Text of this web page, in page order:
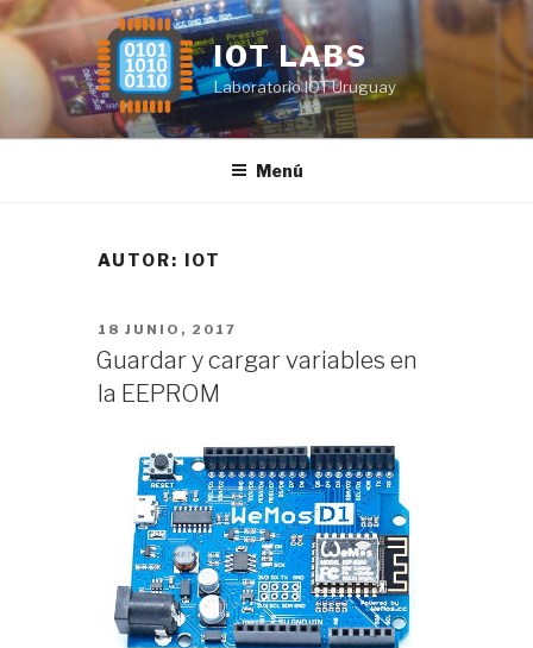
Saltar
al
contenido
IOT LABS
Laboratorio IOT Uruguay
Menú
AUTOR: IOT
PUBLICADO
EL
18 JUNIO, 2017
Guardar y cargar variables en
la EEPROM